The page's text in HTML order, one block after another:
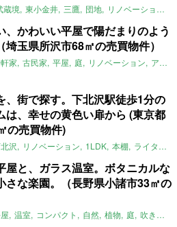
蔵境 東小金井 三鷹 団地 リノベーション
、かわいい平屋で陽だまりのよう
埼玉県所沢市68㎡の売買物件）
家 古民家 平屋 庭 リノベーション アメリカンハウス
、街で探す。下北沢駅徒歩1分の
は、幸せの黄色い扉から (東京都
の売買物件)
沢 リノベーション 1LDK 本棚 ライター：ほしりょうこ
屋と、ガラス温室。ボタニカルな
さな楽園。（長野県小諸市33㎡の
温室 コンパクト 自然 植物 庭 吹き抜け